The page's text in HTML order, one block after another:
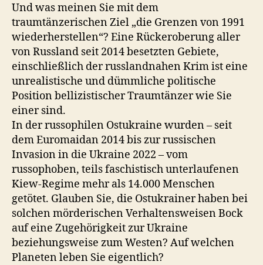
Und was meinen Sie mit dem
traumtänzerischen Ziel „die Grenzen von 1991
wiederherstellen“? Eine Rückeroberung aller
von Russland seit 2014 besetzten Gebiete,
einschließlich der russlandnahen Krim ist eine
unrealistische und dümmliche politische
Position bellizistischer Traumtänzer wie Sie
einer sind.
In der russophilen Ostukraine wurden – seit
dem Euromaidan 2014 bis zur russischen
Invasion in die Ukraine 2022 – vom
russophoben, teils faschistisch unterlaufenen
Kiew-Regime mehr als 14.000 Menschen
getötet. Glauben Sie, die Ostukrainer haben bei
solchen mörderischen Verhaltensweisen Bock
auf eine Zugehörigkeit zur Ukraine
beziehungsweise zum Westen? Auf welchen
Planeten leben Sie eigentlich?